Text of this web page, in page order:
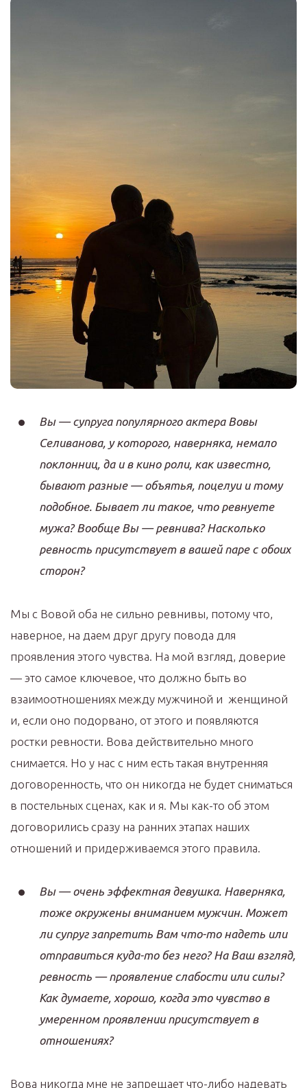
Вы — супруга популярного актера Вовы
Селиванова, у которого, наверняка, немало
поклонниц, да и в кино роли, как известно,
бывают разные — объятья, поцелуи и тому
подобное. Бывает ли такое, что ревнуете
мужа? Вообще Вы — ревнива? Насколько
ревность присутствует в вашей паре с обоих
сторон?
Мы с Вовой оба не сильно ревнивы, потому что,
наверное, на даем друг другу повода для
проявления этого чувства. На мой взгляд, доверие
— это самое ключевое, что должно быть во
взаимоотношениях между мужчиной и женщиной
и, если оно подорвано, от этого и появляются
ростки ревности. Вова действительно много
снимается. Но у нас с ним есть такая внутренняя
договоренность, что он никогда не будет сниматься
в постельных сценах, как и я. Мы как-то об этом
договорились сразу на ранних этапах наших
отношений и придерживаемся этого правила.
Вы — очень эффектная девушка. Наверняка,
тоже окружены вниманием мужчин. Может
ли супруг запретить Вам что-то надеть или
отправиться куда-то без него? На Ваш взгляд,
ревность — проявление слабости или силы?
Как думаете, хорошо, когда это чувство в
умеренном проявлении присутствует в
отношениях?
Вова никогда мне не запрещает что-либо надевать